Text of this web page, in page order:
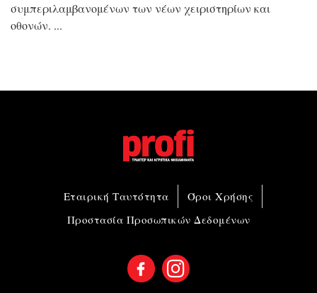
συμπεριλαμβανομένων των νέων χειριστηρίων και
οθονών.
Εταιρική Ταυτότητα
Όροι Χρήσης
Προστασία Προσωπικών Δεδομένων